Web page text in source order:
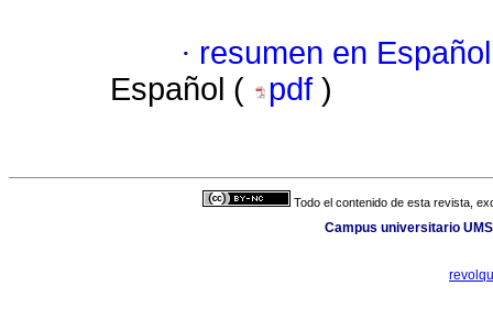
· resumen en Español
Español (
pdf )
Todo el contenido de esta revista,
Campus universitario